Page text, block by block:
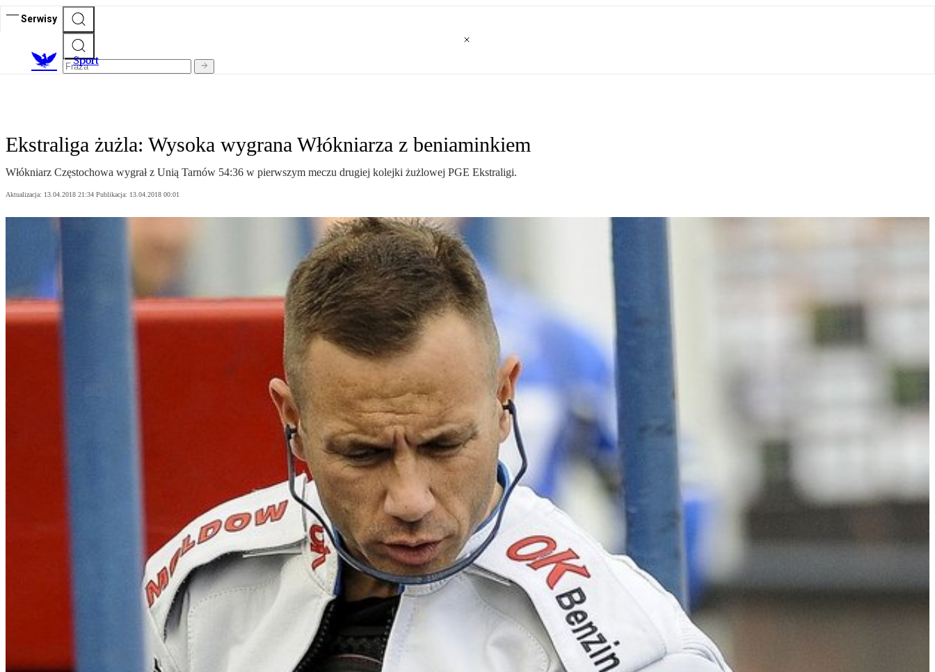
Serwisy
Sport
Ekstraliga żużla: Wysoka wygrana Włókniarza z beniaminkiem
Włókniarz Częstochowa wygrał z Unią Tarnów 54:36 w pierwszym meczu drugiej kolejki żużlowej PGE Ekstraligi.
Aktualizacja: 13.04.2018 21:34 Publikacja: 13.04.2018 00:01